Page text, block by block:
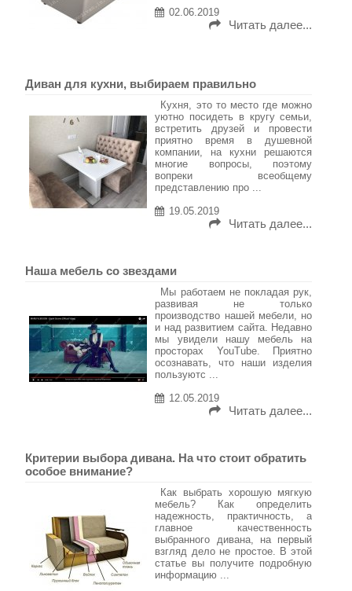
02.06.2019
Читать далее...
Диван для кухни, выбираем правильно
Кухня, это то место где можно
уютно посидеть в кругу семьи,
встретить друзей и провести
приятно время в душевной
компании, на кухни решаются
многие вопросы, поэтому
вопреки всеобщему
представлению про ...
19.05.2019
Читать далее...
Наша мебель со звездами
Мы работаем не покладая рук,
развивая не только
производство нашей мебели, но
и над развитием сайта. Недавно
мы увидели нашу мебель на
просторах YouTube. Приятно
осознавать, что наши изделия
пользуютс ...
12.05.2019
Читать далее...
Критерии выбора дивана. На что стоит обратить
особое внимание?
Как выбрать хорошую мягкую
мебель? Как определить
надежность, практичность, а
главное качественность
выбранного дивана, на первый
взгляд дело не простое. В этой
статье вы получите подробную
информацию ...